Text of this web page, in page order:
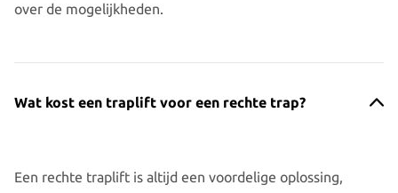
over de mogelijkheden.
Wat kost een traplift voor een rechte trap?
Een rechte traplift is altijd een voordelige oplossing,